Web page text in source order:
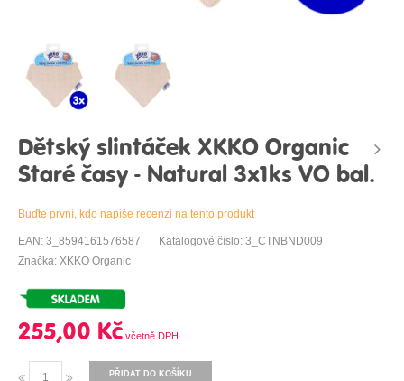
Dětský slintáček XKKO Organic
Staré časy - Natural 3x1ks VO bal.
Buďte první, kdo napíše recenzi na tento produkt
EAN: 3_8594161576587
Katalogové číslo: 3_CTNBND009
Značka: XKKO Organic
255,00 Kč
PŘIDAT DO KOŠÍKU